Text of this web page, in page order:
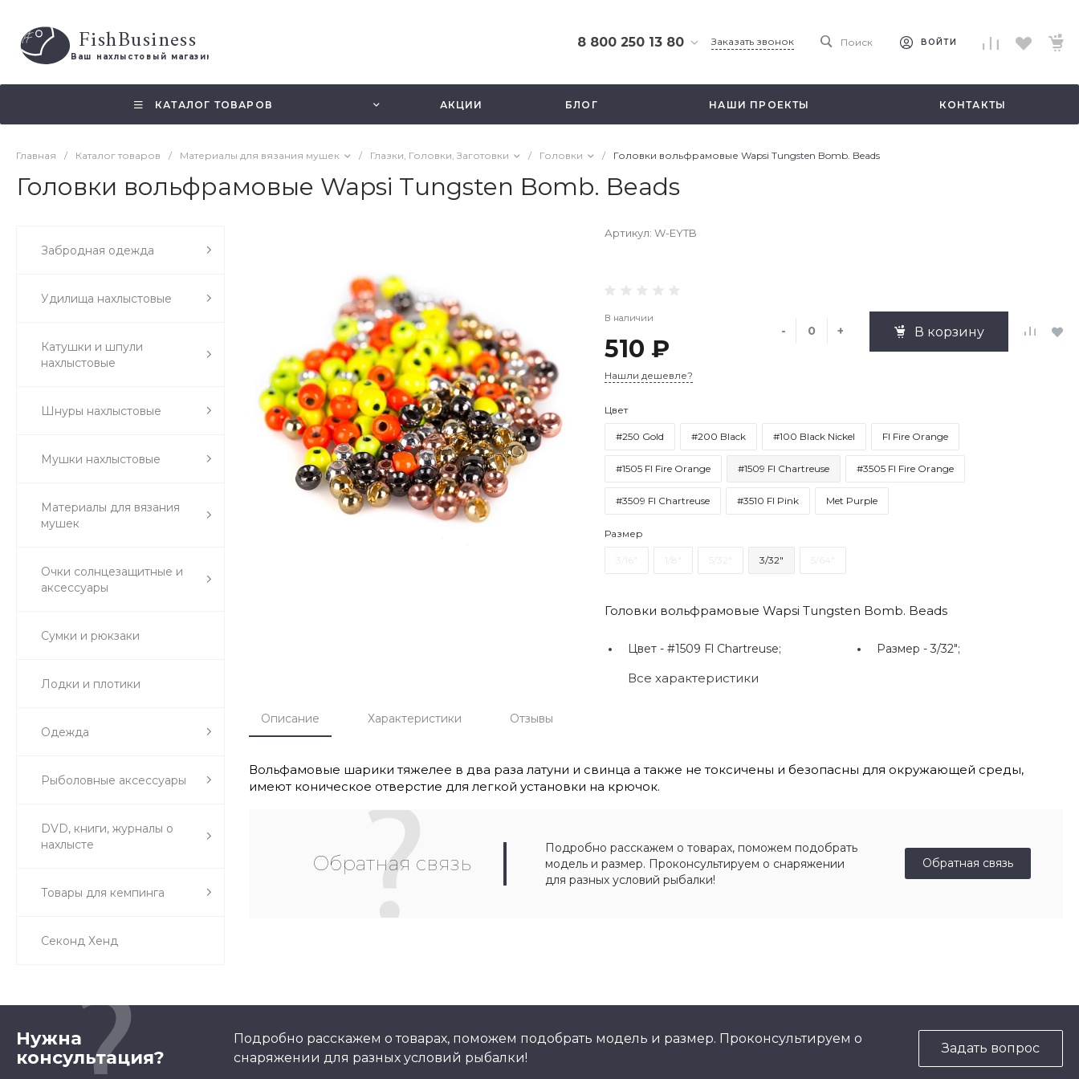
FishBusiness
Ваш нахлыстовый магазин
8 800 250 13 80
ул. Смольная 63б, этаж
2.5
info@fishbusinezz.ru
Заказать звонок Поиск ВОЙТИ
КАТАЛОГ ТОВАРОВ АКЦИИ БЛОГ НАШИ ПРОЕКТЫ КОНТАКТЫ
Главная / Каталог товаров / Материалы для вязания мушек / Глазки, Головки, Заготовки / Головки / Головки вольфрамовые Wapsi Tungsten Bomb. Beads
Головки вольфрамовые Wapsi Tungsten Bomb. Beads
Забродная одежда
Удилища нахлыстовые
Катушки и шпули
нахлыстовые
Шнуры нахлыстовые
Мушки нахлыстовые
Материалы для вязания
мушек
Очки солнцезащитные и
аксессуары
Сумки и рюкзаки
Лодки и плотики
Одежда
Рыболовные аксессуары
DVD, книги, журналы о
нахлысте
Товары для кемпинга
Секонд Хенд
Артикул: W-EYTB
В наличии
510 ₽
- + В корзину
Нашли дешевле?
Цвет
#250 Gold #200 Black #100 Black Nickel Fl Fire Orange
#1505 Fl Fire Orange #1509 Fl Chartreuse #3505 Fl Fire Orange
#3509 Fl Chartreuse #3510 Fl Pink Met Purple
Размер
3/32"
Головки вольфрамовые Wapsi Tungsten Bomb. Beads
Цвет - #1509 Fl Chartreuse; Размер -3/32";
Все характеристики
Описание Характеристики Отзывы
Вольфамовые шарики тяжелее в два раза латуни и свинца а также не токсичены и безопасны для окружающей среды,
имеют коническое отверстие для легкой установки на крючок.
Обратная связь
Подробно расскажем о товарах, поможем подобрать
модель и размер. Проконсультируем о снаряжении
для разных условий рыбалки!
Обратная связь
Нужна
консультация?
Подробно расскажем о товарах, поможем подобрать модель и размер. Проконсультируем о
снаряжении для разных условий рыбалки!
Задать вопрос